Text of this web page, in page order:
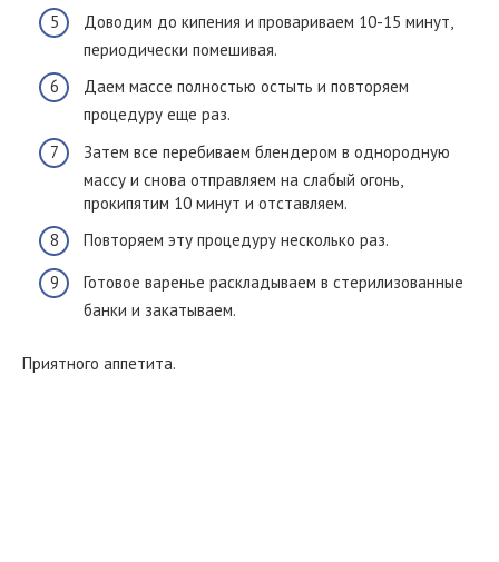
Доводим до кипения и провариваем 10-15 минут,
периодически помешивая.
Даем массе полностью остыть и повторяем
процедуру еще раз.
Затем все перебиваем блендером в однородную
массу и снова отправляем на слабый огонь,
прокипятим 10 минут и отставляем.
Повторяем эту процедуру несколько раз.
Готовое варенье раскладываем в стерилизованные
банки и закатываем.
Приятного аппетита.